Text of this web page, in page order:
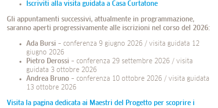
Iscriviti alla visita guidata a Casa Curtatone
Gli appuntamenti successivi, attualmente in programmazione,
saranno aperti progressivamente alle iscrizioni nel corso del 2026:
Ada Bursi – conferenza 9 giugno 2026 / visita guidata 12
giugno 2026
Pietro Derossi – conferenza 29 settembre 2026 / visita
guidata 3 ottobre 2026
Andrea Bruno – conferenza 10 ottobre 2026 / visita guidata
13 ottobre 2026
Visita la pagina dedicata ai Maestri del Progetto per scoprire i